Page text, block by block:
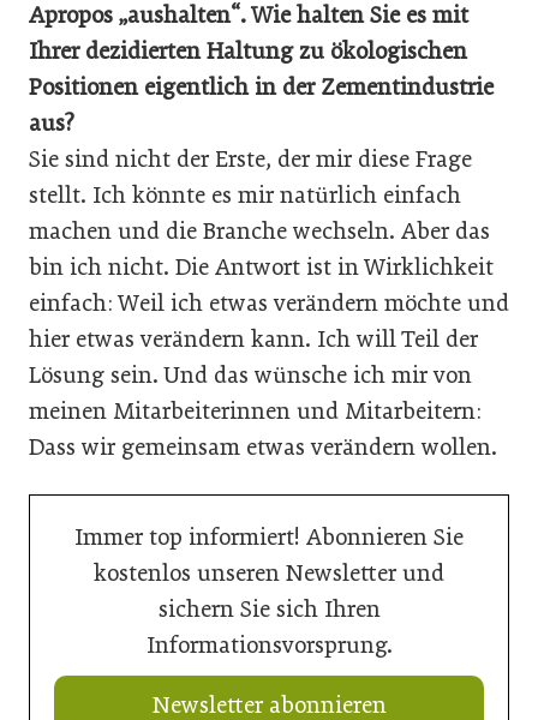
Apropos „aushalten“. Wie halten Sie es mit
Ihrer dezidierten Haltung zu ökologischen
Positionen eigentlich in der Zementindustrie
aus?
Sie sind nicht der Erste, der mir diese Frage
stellt. Ich könnte es mir natürlich einfach
machen und die Branche wechseln. Aber das
bin ich nicht. Die Antwort ist in Wirklichkeit
einfach: Weil ich etwas verändern möchte und
hier etwas verändern kann. Ich will Teil der
Lösung sein. Und das wünsche ich mir von
meinen Mitarbeiterinnen und Mitarbeitern:
Dass wir gemeinsam etwas verändern wollen.
Immer top informiert! Abonnieren Sie
kostenlos unseren Newsletter und
sichern Sie sich Ihren
Informationsvorsprung.
Newsletter abonnieren